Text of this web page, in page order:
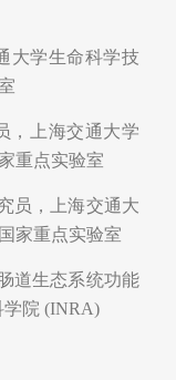
大学生命科学技
，上海交通大学
重点实验室
员，上海交通大
家重点实验室
道生态系统功能
学院 (INRA)